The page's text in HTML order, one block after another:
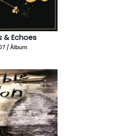
& Echoes
/ Álbum